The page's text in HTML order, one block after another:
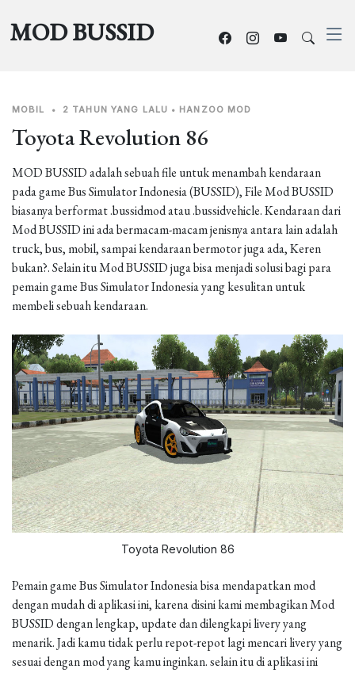
MOD BUSSID
MOBIL • 2 TAHUN YANG LALU • HANZOO MOD
Toyota Revolution 86
MOD BUSSID adalah sebuah file untuk menambah kendaraan
pada game Bus Simulator Indonesia (BUSSID), File Mod BUSSID
biasanya berformat .bussidmod atau .bussidvehicle. Kendaraan dari
Mod BUSSID ini ada bermacam-macam jenisnya antara lain adalah
truck, bus, mobil, sampai kendaraan bermotor juga ada, Keren
bukan?. Selain itu Mod BUSSID juga bisa menjadi solusi bagi para
pemain game Bus Simulator Indonesia yang kesulitan untuk
membeli sebuah kendaraan.
Toyota Revolution 86
Pemain game Bus Simulator Indonesia bisa mendapatkan mod
dengan mudah di aplikasi ini, karena disini kami membagikan Mod
BUSSID dengan lengkap, update dan dilengkapi livery yang
menarik. Jadi kamu tidak perlu repot-repot lagi mencari livery yang
sesuai dengan mod yang kamu inginkan. selain itu di aplikasi ini